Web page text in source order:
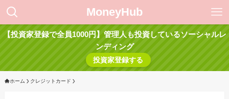
MoneyHub
【投資家登録で全員1000円】管理人も投資しているソーシャルレ
ンディング
投資家登録する
ホーム クレジットカード